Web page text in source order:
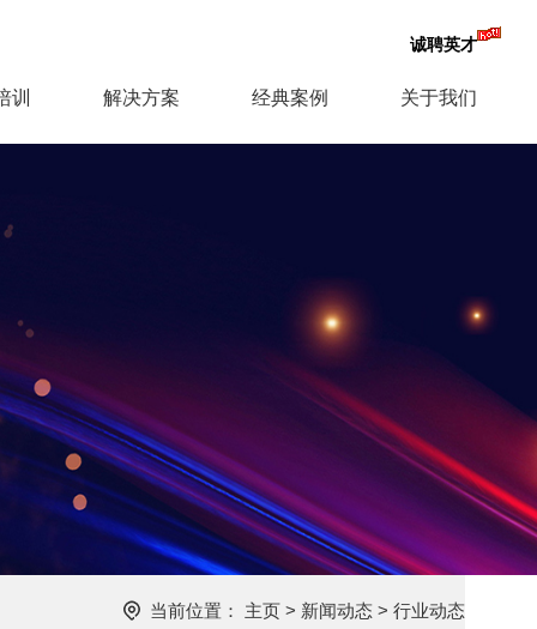
诚聘英才
训 解决方案 经典案例 关于我们
当前位置： 主页 > 新闻动态 > 行业动态